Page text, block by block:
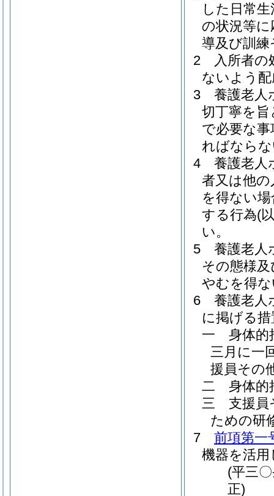
した日常
の状況等
導及び訓
2
入所者
ないよう
3
養護老人
切丁寧を
で必要な
ればなら
4
養護老人
者又は他
を得ない
する行為(
い。
5
養護老人
その態様
やむを得
6
養護老人
に掲げる
一
身体的
三月に一
援員その
二
身体的
三
支援員
ための研
7
前項第一
機器を活
(平三
正)